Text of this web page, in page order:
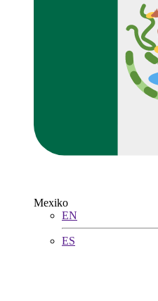
Mexiko
EN
ES